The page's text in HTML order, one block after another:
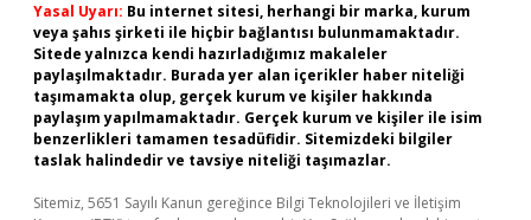
Yasal Uyarı: Bu internet sitesi, herhangi bir marka, kurum
veya şahıs şirketi ile hiçbir bağlantısı bulunmamaktadır.
Sitede yalnızca kendi hazırladığımız makaleler
paylaşılmaktadır. Burada yer alan içerikler haber niteliği
taşımamakta olup, gerçek kurum ve kişiler hakkında
paylaşım yapılmamaktadır. Gerçek kurum ve kişiler ile isim
benzerlikleri tamamen tesadüfidir. Sitemizdeki bilgiler
taslak halindedir ve tavsiye niteliği taşımazlar.
Sitemiz, 5651 Sayılı Kanun gereğince Bilgi Teknolojileri ve İletişim